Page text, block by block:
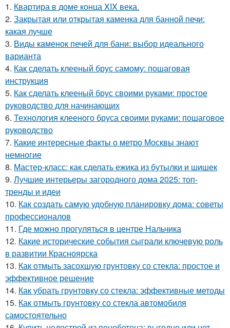
1. Квартира в доме конца XIX века.
2. Закрытая или открытая каменка для банной печи:
какая лучше
3. Виды каменок печей для бани: выбор идеального
варианта
4. Как сделать клееный брус самому: пошаговая
инструкция
5. Как сделать клееный брус своими руками: простое
руководство для начинающих
6. Технология клееного бруса своими руками: пошаговое
руководство
7. Какие интересные факты о метро Москвы знают
немногие
8. Мастер-класс: как сделать ежика из бутылки и шишек
9. Лучшие интерьеры загородного дома 2025: топ-
тренды и идеи
10. Как создать самую удобную планировку дома: советы
профессионалов
11. Где можно прогуляться в центре Нальчика
12. Какие исторические события сыграли ключевую роль
в развитии Красноярска
13. Как отмыть засохшую грунтовку со стекла: простое и
эффективное решение
14. Как убрать грунтовку со стекла: эффективные методы
15. Как отмыть грунтовку со стекла автомобиля
самостоятельно